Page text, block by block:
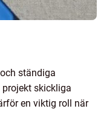
ständiga
skickliga
en viktig roll när